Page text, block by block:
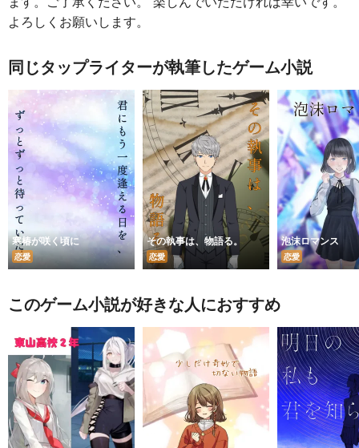
よろしくお願いします。
同じタップライターが執筆したゲーム小説
寒椿が咲く頃に
恋愛
その執事は、物語る。
恋愛
泡沫ロマンス
恋愛
このゲーム小説が好きな人におすすめ